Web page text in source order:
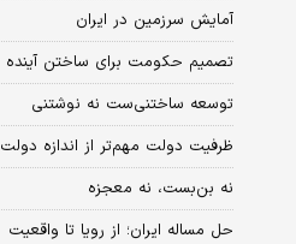
آمایش سرزمین در ایران
تصمیم حکومت برای ساختن آینده
توسعه ساختنی‌ست نه نوشتنی
ظرفیت دولت مهم‌تر از اندازه دولت
نه بن‌بست، نه معجزه
حل مساله ایران؛ از رویا تا واقعیت